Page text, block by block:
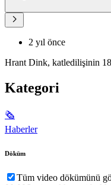
2 yıl önce
Hrant Dink, katledilişinin
Kategori
🗞
Haberler
Döküm
Tüm video dökümünü